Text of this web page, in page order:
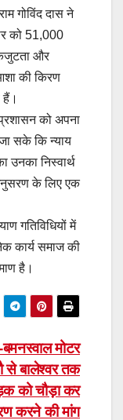
गोविंद दास ने
को 51,000
और
की किरण
हैं।
को अपना
सके कि न्याय
उनका निस्वार्थ
के लिए एक
गतिविधियों में
कार्य समाज की
है।
मोटर
से बालेश्वर तक
को चौड़ा कर
करने की मांग